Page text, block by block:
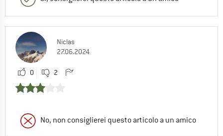
Niclas
27.06.2024
0 2
No, non consiglierei questo articolo a un amico